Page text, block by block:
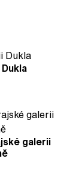
galerii